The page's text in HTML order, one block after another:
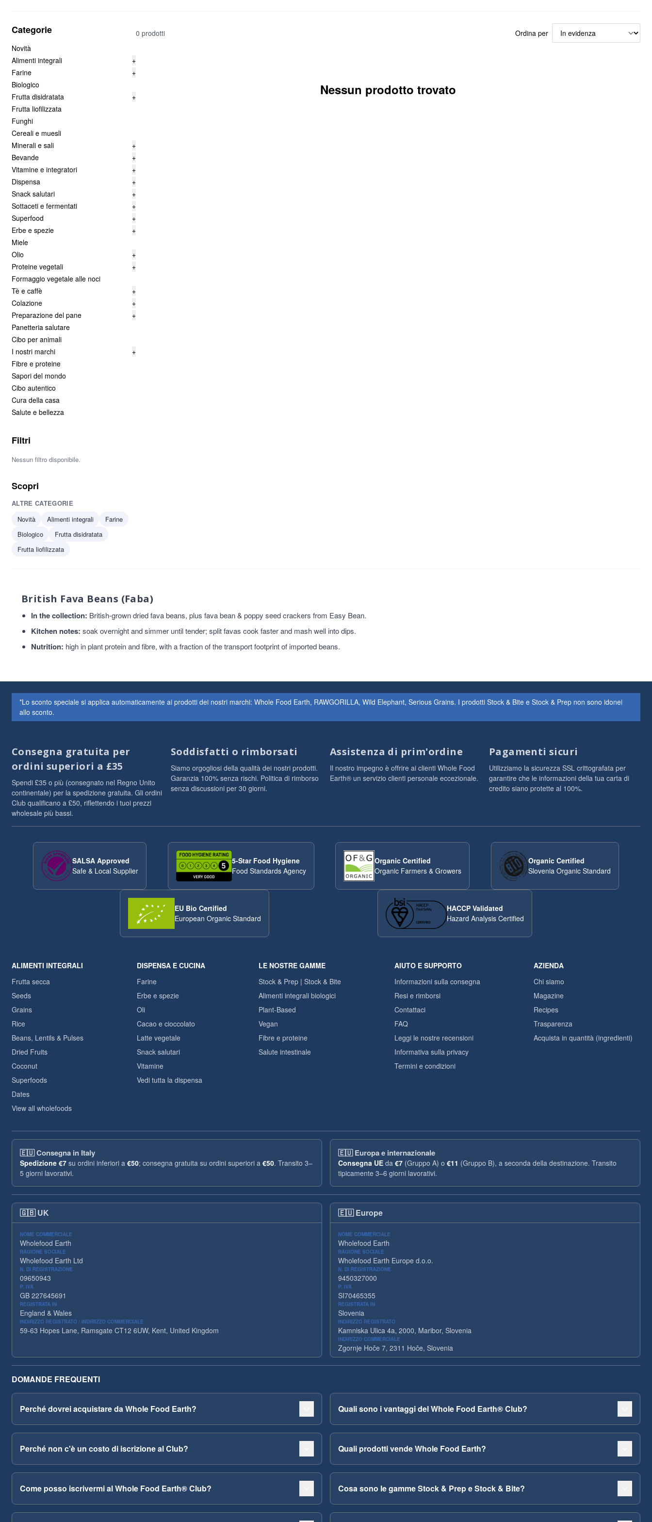
Categorie
Novità
Alimenti integrali
+
Farine
+
Biologico
Frutta disidratata
+
Frutta liofilizzata
Funghi
Cereali e muesli
Minerali e sali
+
Bevande
+
Vitamine e integratori
+
Dispensa
+
Snack salutari
+
Sottaceti e fermentati
+
Superfood
+
Erbe e spezie
+
Miele
Olio
+
Proteine vegetali
+
Formaggio vegetale alle noci
Tè e caffè
+
Colazione
+
Preparazione del pane
+
Panetteria salutare
Cibo per animali
I nostri marchi
+
Fibre e proteine
Sapori del mondo
Cibo autentico
Cura della casa
Salute e bellezza
Filtri
Nessun filtro disponibile.
Scopri
ALTRE CATEGORIE
Novità
Alimenti integrali
Farine
Biologico
Frutta disidratata
Frutta liofilizzata
0 prodotti Ordina per
Nessun prodotto trovato
British Fava Beans (Faba)
In the collection: British-grown dried fava beans, plus fava bean & poppy seed crackers from Easy Bean.
Kitchen notes: soak overnight and simmer until tender; split favas cook faster and mash well into dips.
Nutrition: high in plant protein and fibre, with a fraction of the transport footprint of imported beans.
*Lo sconto speciale si applica automaticamente ai prodotti dei nostri marchi: Whole Food Earth, RAWGORILLA, Wild Elephant, Serious Grains. I prodotti Stock & Bite e Stock & Prep non sono idonei
allo sconto.
Consegna gratuita per
ordini superiori a £35
Spendi £35 o più (consegnato nel Regno Unito
continentale) per la spedizione gratuita. Gli ordini
Club qualificano a £50, riflettendo i tuoi prezzi
wholesale più bassi.
Soddisfatti o rimborsati
Siamo orgogliosi della qualità dei nostri prodotti.
Garanzia 100% senza rischi. Politica di rimborso
senza discussioni per 30 giorni.
Assistenza di prim'ordine
Il nostro impegno è offrire ai clienti Whole Food
Earth® un servizio clienti personale eccezionale.
Pagamenti sicuri
Utilizziamo la sicurezza SSL crittografata per
garantire che le informazioni della tua carta di
credito siano protette al 100%.
SALSA Approved
Safe & Local Supplier
5-Star Food Hygiene
Food Standards Agency
Organic Certified
Organic Farmers & Growers
Organic Certified
Slovenia Organic Standard
EU Bio Certified
European Organic Standard
HACCP Validated
Hazard Analysis Certified
ALIMENTI INTEGRALI
Frutta secca
Seeds
Grains
Rice
Beans, Lentils & Pulses
Dried Fruits
Coconut
Superfoods
Dates
View all wholefoods
DISPENSA E CUCINA
Farine
Erbe e spezie
Oli
Cacao e cioccolato
Latte vegetale
Snack salutari
Vitamine
Vedi tutta la dispensa
LE NOSTRE GAMME
Stock & Prep | Stock & Bite
Alimenti integrali biologici
Plant-Based
Vegan
Fibre e proteine
Salute intestinale
AIUTO E SUPPORTO
Informazioni sulla consegna
Resi e rimborsi
Contattaci
FAQ
Leggi le nostre recensioni
Informativa sulla privacy
Termini e condizioni
AZIENDA
Chi siamo
Magazine
Recipes
Trasparenza
Acquista in quantità (ingredienti)
🇪🇺Consegna in Italy
Spedizione €7 su ordini inferiori a €50; consegna gratuita su ordini superiori a €50. Transito 3–
5 giorni lavorativi.
🇪🇺Europa e internazionale
Consegna UE da €7 (Gruppo A) o €11 (Gruppo B), a seconda della destinazione. Transito
tipicamente 3–6 giorni lavorativi.
🇬🇧 UK
NOME COMMERCIALE
Wholefood Earth
RAGIONE SOCIALE
Wholefood Earth Ltd
N. DI REGISTRAZIONE
09650943
P. IVA
GB 227645691
REGISTRATA IN
England & Wales
INDIRIZZO REGISTRATO / INDIRIZZO COMMERCIALE
59-63 Hopes Lane, Ramsgate CT12 6UW, Kent, United Kingdom
🇪🇺 Europe
NOME COMMERCIALE
Wholefood Earth
RAGIONE SOCIALE
Wholefood Earth Europe d.o.o.
N. DI REGISTRAZIONE
9450327000
P. IVA
SI70465355
REGISTRATA IN
Slovenia
INDIRIZZO REGISTRATO
Kamniska Ulica 4a, 2000, Maribor, Slovenia
INDIRIZZO COMMERCIALE
Zgornje Hoče 7, 2311 Hoče, Slovenia
DOMANDE FREQUENTI
Perché dovrei acquistare da Whole Food Earth? Quali sono i vantaggi del Whole Food Earth® Club?
Perché non c'è un costo di iscrizione al Club? Quali prodotti vende Whole Food Earth?
Come posso iscrivermi al Whole Food Earth® Club? Cosa sono le gamme Stock & Prep e Stock & Bite?